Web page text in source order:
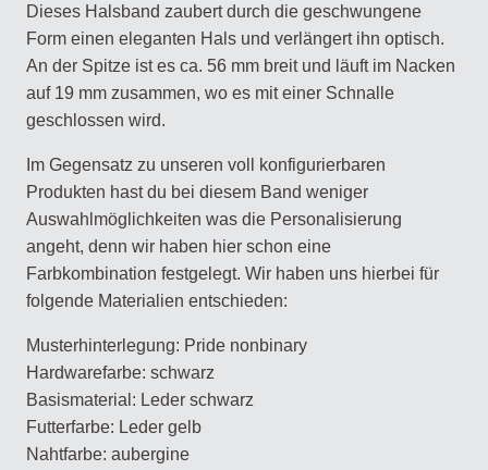
Dieses Halsband zaubert durch die geschwungene
Form einen eleganten Hals und verlängert ihn optisch.
An der Spitze ist es ca. 56 mm breit und läuft im Nacken
auf 19 mm zusammen, wo es mit einer Schnalle
geschlossen wird.
Im Gegensatz zu unseren voll konfigurierbaren
Produkten hast du bei diesem Band weniger
Auswahlmöglichkeiten was die Personalisierung
angeht, denn wir haben hier schon eine
Farbkombination festgelegt. Wir haben uns hierbei für
folgende Materialien entschieden:
Musterhinterlegung: Pride nonbinary
Hardwarefarbe: schwarz
Basismaterial: Leder schwarz
Futterfarbe: Leder gelb
Nahtfarbe: aubergine